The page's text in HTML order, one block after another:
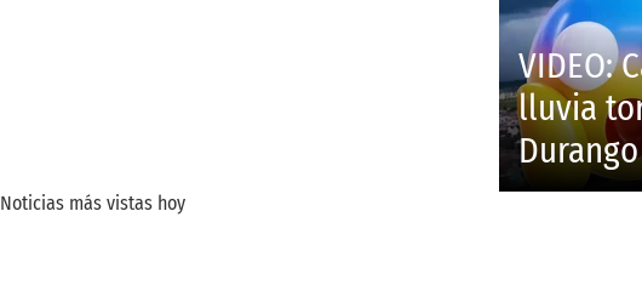
VIDEO:
lluvia
Durango
Noticias más vistas hoy